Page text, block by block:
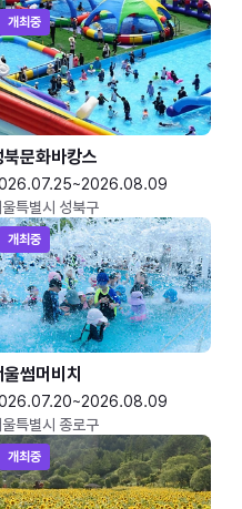
개최중
북문화바캉스
울특별시 성북구
개최중
울썸머비치
울특별시 종로구
개최중